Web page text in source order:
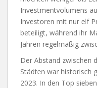
Investmentvolumens
Investoren mit nur elf
beteiligt, während ihr
Jahren regelmäßig
Der Abstand zwischen
Städten war historisch
2023. In den Top